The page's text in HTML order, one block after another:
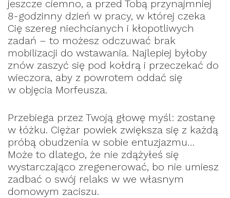
jeszcze ciemno, a przed Tobą przynajmniej
8-godzinny dzień w pracy, w której czeka
Cię szereg niechcianych i kłopotliwych
zadań – to możesz odczuwać brak
mobilizacji do wstawania. Najlepiej byłoby
znów zaszyć się pod kołdrą i przeczekać do
wieczora, aby z powrotem oddać się
w objęcia Morfeusza.
Przebiega przez Twoją głowę myśl: zostanę
w łóżku. Ciężar powiek zwiększa się z każdą
próbą obudzenia w sobie entuzjazmu…
Może to dlatego, że nie zdążyłeś się
wystarczająco zregenerować, bo nie umiesz
zadbać o swój relaks w we własnym
domowym zaciszu.